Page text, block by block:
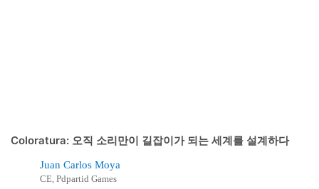
Coloratura: 오직 소리만이 길잡이가 되는 세계를 설계하다
Juan Carlos Moya
CE, Pdpartid Games